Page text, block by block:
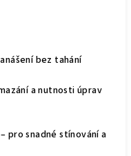
bez tahání
a nutnosti úprav
– pro snadné stínování a